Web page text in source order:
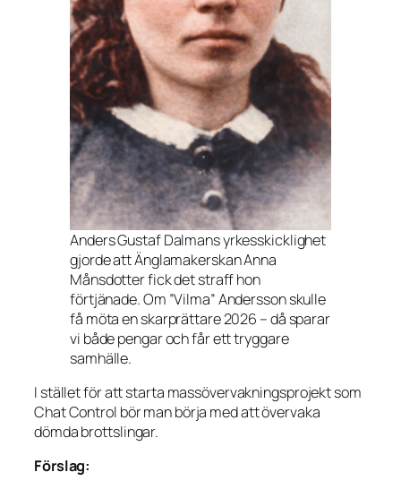
Anders Gustaf Dalmans yrkesskicklighet
gjorde att Änglamakerskan Anna
Månsdotter fick det straff hon
förtjänade. Om ”Vilma” Andersson skulle
få möta en skarprättare 2026 – då sparar
vi både pengar och får ett tryggare
samhälle.
I stället för att starta massövervakningsprojekt som
Chat Control bör man börja med att övervaka
dömda brottslingar.
Förslag: